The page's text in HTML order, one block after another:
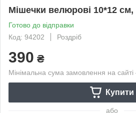
Мішечки велюрові 10*12 см,
Готово до відправки
Код: 94202
Роздріб
390 ₴
Мінімальна сума замовлення на
Купити
або